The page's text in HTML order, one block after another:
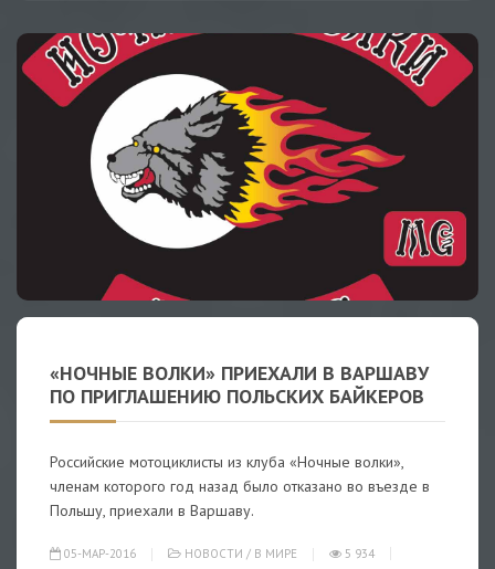
«НОЧНЫЕ ВОЛКИ» ПРИЕХАЛИ В ВАРШАВУ
ПО ПРИГЛАШЕНИЮ ПОЛЬСКИХ БАЙКЕРОВ
Российские мотоциклисты из клуба «Ночные волки»,
членам которого год назад было отказано во въезде в
Польшу, приехали в Варшаву.
05-МАР-2016 НОВОСТИ / В МИРЕ
5 934